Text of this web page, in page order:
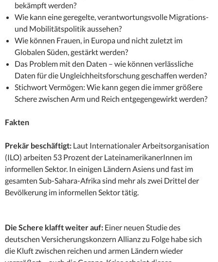
bekämpft werden?
Wie kann eine geregelte, verantwortungsvolle Migrations-
und Mobilitätspolitik aussehen?
Wie können Frauen, in Europa und nicht zuletzt im
Globalen Süden, gestärkt werden?
Das Problem mit den Daten – wie können verlässliche
Daten für die Ungleichheitsforschung geschaffen werden?
Stichwort Vermögen: Wie kann gegen die immer größere
Schere zwischen Arm und Reich entgegengewirkt werden?
Fakten
Prekär beschäftigt: Laut Internationaler Arbeitsorganisation
(ILO) arbeiten 53 Prozent der LateinamerikanerInnen im
informellen Sektor. In einigen Ländern Asiens und fast im
gesamten Sub-Sahara-Afrika sind mehr als zwei Drittel der
Bevölkerung im informellen Sektor tätig.
Die Schere klafft weiter auf: Einer neuen Studie des
deutschen Versicherungskonzern Allianz zu Folge habe sich
die Kluft zwischen reichen und armen Ländern wieder